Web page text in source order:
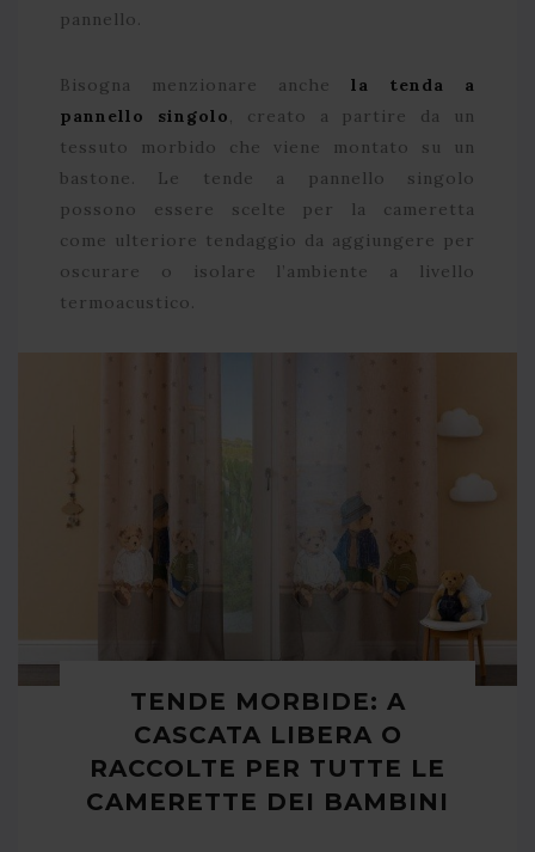
pannello.
Bisogna menzionare anche la tenda a
pannello singolo, creato a partire da un
tessuto morbido che viene montato su un
bastone. Le tende a pannello singolo
possono essere scelte per la cameretta
come ulteriore tendaggio da aggiungere per
oscurare o isolare l’ambiente a livello
termoacustico.
TENDE MORBIDE: A
CASCATA LIBERA O
RACCOLTE PER TUTTE LE
CAMERETTE DEI BAMBINI